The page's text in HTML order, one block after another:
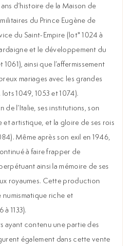
d’histoire de la Maison de
du Prince Eugène de
du Saint-Empire (lot° 1024 à
et le développement du
ainsi que l’affermissement
mariages avec les grandes
1049, 1053 et 1074).
de l’Italie, ses institutions, son
artistique, et la gloire de ses rois
Même après son exil en 1946,
à faire frapper de
ainsi la mémoire de ses
royaumes. Cette production
numismatique riche et
1133).
ayant contenu une partie des
également dans cette vente